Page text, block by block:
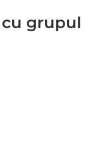
grupul